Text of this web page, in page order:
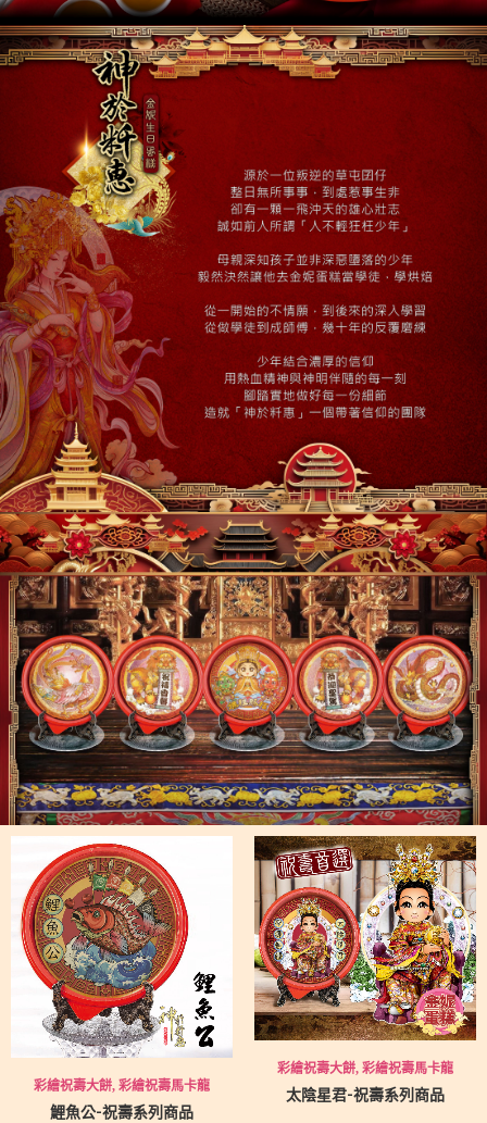
彩繪祝壽大餅, 彩繪祝壽馬卡龍
鯉魚公-祝壽系列商品
彩繪祝壽大餅, 彩繪祝壽馬卡龍
太陰星君-祝壽系列商品